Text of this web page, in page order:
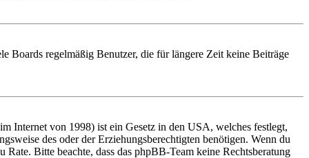
Boards regelmäßig Benutzer, die für längere Zeit keine Beiträge
Internet von 1998) ist ein Gesetz in den USA, welches festlegt,
des oder der Erziehungsberechtigten benötigen. Wenn du
Bitte beachte, dass das phpBB-Team keine Rechtsberatung